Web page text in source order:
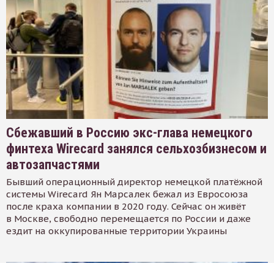
Сбежавший в Россию экс-глава немецкого
финтеха Wirecard занялся сельхозбизнесом и
автозапчастями
Бывший операционный директор немецкой платёжной
системы Wirecard Ян Марсалек бежал из Евросоюза
после краха компании в 2020 году. Сейчас он живёт
в Москве, свободно перемещается по России и даже
ездит на оккупированные территории Украины